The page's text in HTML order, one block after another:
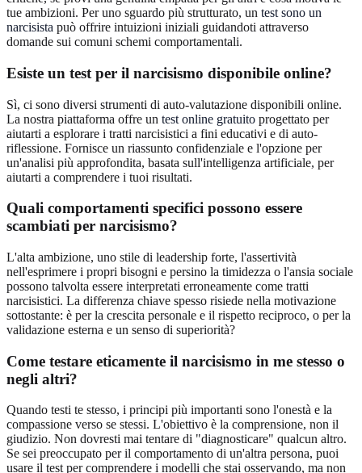
tue ambizioni. Per uno sguardo più strutturato, un test sono un
narcisista può offrire intuizioni iniziali guidandoti attraverso
domande sui comuni schemi comportamentali.
Esiste un test per il narcisismo disponibile online?
Sì, ci sono diversi strumenti di auto-valutazione disponibili online.
La nostra piattaforma offre un test online gratuito progettato per
aiutarti a esplorare i tratti narcisistici a fini educativi e di auto-
riflessione. Fornisce un riassunto confidenziale e l'opzione per
un'analisi più approfondita, basata sull'intelligenza artificiale, per
aiutarti a comprendere i tuoi risultati.
Quali comportamenti specifici possono essere
scambiati per narcisismo?
L'alta ambizione, uno stile di leadership forte, l'assertività
nell'esprimere i propri bisogni e persino la timidezza o l'ansia sociale
possono talvolta essere interpretati erroneamente come tratti
narcisistici. La differenza chiave spesso risiede nella motivazione
sottostante: è per la crescita personale e il rispetto reciproco, o per la
validazione esterna e un senso di superiorità?
Come testare eticamente il narcisismo in me stesso o
negli altri?
Quando testi te stesso, i principi più importanti sono l'onestà e la
compassione verso se stessi. L'obiettivo è la comprensione, non il
giudizio. Non dovresti mai tentare di "diagnosticare" qualcun altro.
Se sei preoccupato per il comportamento di un'altra persona, puoi
usare il test per comprendere i modelli che stai osservando, ma non